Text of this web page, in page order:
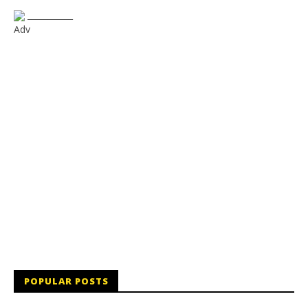
Adv
POPULAR POSTS